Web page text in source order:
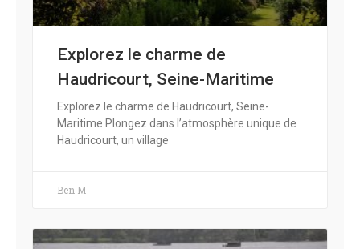
Explorez le charme de
Haudricourt, Seine-Maritime
Explorez le charme de Haudricourt, Seine-
Maritime Plongez dans l’atmosphère unique de
Haudricourt, un village
Ben M